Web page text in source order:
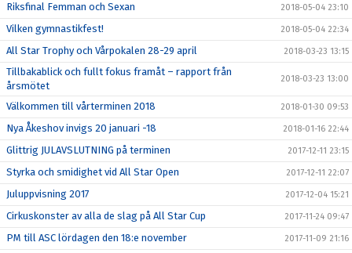
Riksfinal Femman och Sexan 2018-05-04 23:10
Vilken gymnastikfest! 2018-05-04 22:34
All Star Trophy och Vårpokalen 28-29 april 2018-03-23 13:15
Tillbakablick och fullt fokus framåt – rapport från
årsmötet
2018-03-23 13:00
Välkommen till vårterminen 2018 2018-01-30 09:53
Nya Åkeshov invigs 20 januari -18 2018-01-16 22:44
Glittrig JULAVSLUTNING på terminen 2017-12-11 23:15
Styrka och smidighet vid All Star Open 2017-12-11 22:07
Juluppvisning 2017 2017-12-04 15:21
Cirkuskonster av alla de slag på All Star Cup 2017-11-24 09:47
PM till ASC lördagen den 18:e november 2017-11-09 21:16